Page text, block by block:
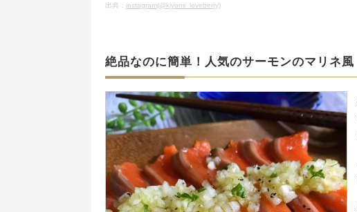
出典： instagram(@kiyomi_loveberry)
絶品なのに簡単！人気のサーモンのマリネ風